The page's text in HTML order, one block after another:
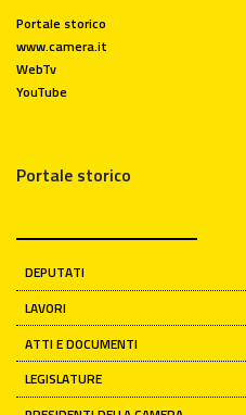
Portale storico
www.camera.it
WebTv
YouTube
Portale storico
DEPUTATI
LAVORI
ATTI E DOCUMENTI
LEGISLATURE